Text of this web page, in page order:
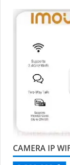
CAMERA IP